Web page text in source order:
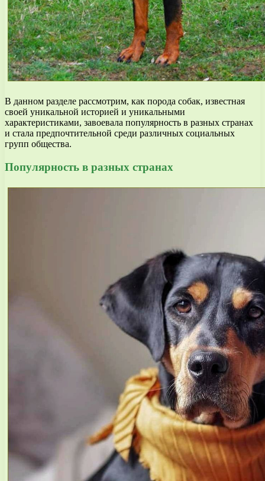
В данном разделе рассмотрим, как порода собак, известная
своей уникальной историей и уникальными
характеристиками, завоевала популярность в разных странах
и стала предпочтительной среди различных социальных
групп общества.
Популярность в разных странах